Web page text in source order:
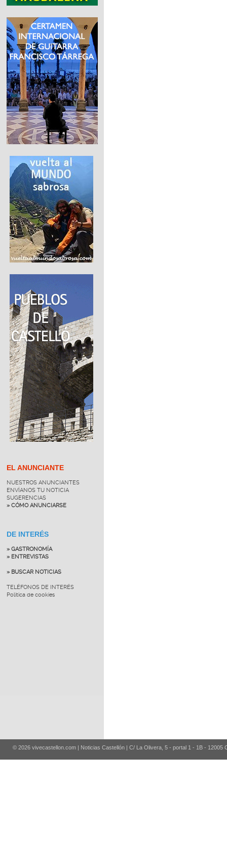
EL ANUNCIANTE
NUESTROS ANUNCIANTES
ENVÍANOS TU NOTICIA
SUGERENCIAS
» CÓMO ANUNCIARSE
DE INTERÉS
» GASTRONOMÍA
» ENTREVISTAS
» BUSCAR NOTICIAS
TELÉFONOS DE INTERÉS
Política de cookies
© 2026 vivecastellon.com | Noticias Castellón | C/ La Olivera, 5 - portal 1 - 1B - 12005